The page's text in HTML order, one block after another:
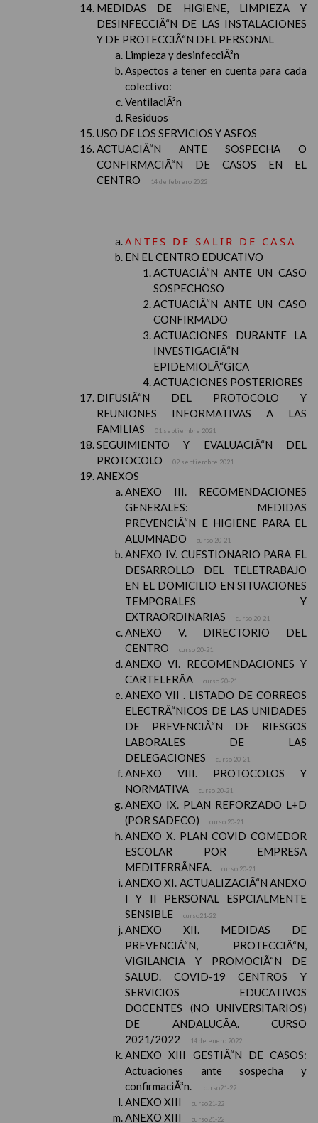
MEDIDAS DE HIGIENE, LIMPIEZA Y
DESINFECCIÃ“N DE LAS INSTALACIONES
Y DE PROTECCIÃ“N DEL PERSONAL
Limpieza y desinfecciÃ³n
Aspectos a tener en cuenta para cada
colectivo:
VentilaciÃ³n
Residuos
USO DE LOS SERVICIOS Y ASEOS
ACTUACIÃ“N ANTE SOSPECHA O
CONFIRMACIÃ“N DE CASOS EN EL
CENTRO
14 de febrero 2022
ANTES DE SALIR DE CASA
EN EL CENTRO EDUCATIVO
ACTUACIÃ“N ANTE UN CASO
SOSPECHOSO
ACTUACIÃ“N ANTE UN CASO
CONFIRMADO
ACTUACIONES DURANTE LA
INVESTIGACIÃ“N
EPIDEMIOLÃ“GICA
ACTUACIONES POSTERIORES
DIFUSIÃ“N DEL PROTOCOLO Y
REUNIONES INFORMATIVAS A LAS
FAMILIAS
01 septiembre 2021
SEGUIMIENTO Y EVALUACIÃ“N DEL
PROTOCOLO
02 septiembre 2021
ANEXOS
ANEXO III. RECOMENDACIONES
GENERALES: MEDIDAS
PREVENCIÃ“N E HIGIENE PARA EL
ALUMNADO
curso 20-21
ANEXO IV. CUESTIONARIO PARA EL
DESARROLLO DEL TELETRABAJO
EN EL DOMICILIO EN SITUACIONES
TEMPORALES Y
EXTRAORDINARIAS
curso 20-21
ANEXO V. DIRECTORIO DEL
CENTRO
curso 20-21
ANEXO VI. RECOMENDACIONES Y
CARTELERÃA
curso 20-21
ANEXO VII . LISTADO DE CORREOS
ELECTRÃ“NICOS DE LAS UNIDADES
DE PREVENCIÃ“N DE RIESGOS
LABORALES DE LAS
DELEGACIONES
curso 20-21
ANEXO VIII. PROTOCOLOS Y
NORMATIVA
curso 20-21
ANEXO IX. PLAN REFORZADO L+D
(POR SADECO)
curso 20-21
ANEXO X. PLAN COVID COMEDOR
ESCOLAR POR EMPRESA
MEDITERRÃNEA.
curso 20-21
ANEXO XI. ACTUALIZACIÃ“N ANEXO
I Y II PERSONAL ESPCIALMENTE
SENSIBLE
curso21-22
ANEXO XII. MEDIDAS DE
PREVENCIÃ“N, PROTECCIÃ“N,
VIGILANCIA Y PROMOCIÃ“N DE
SALUD. COVID-19 CENTROS Y
SERVICIOS EDUCATIVOS
DOCENTES (NO UNIVERSITARIOS)
DE ANDALUCÃA. CURSO
2021/2022
14 de enero 2022
ANEXO XIII GESTIÃ“N DE CASOS:
Actuaciones ante sospecha y
confirmaciÃ³n.
curso21-22
ANEXO XIII curso21-22
ANEXO XIII curso21-22